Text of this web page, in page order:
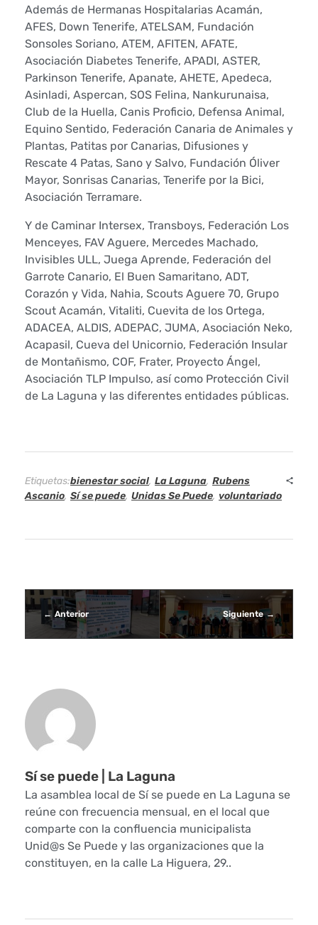
i
a
s
”
Además de Hermanas Hospitalarias Acamán,
AFES, Down Tenerife, ATELSAM, Fundación
Sonsoles Soriano, ATEM, AFITEN, AFATE,
Asociación Diabetes Tenerife, APADI, ASTER,
Parkinson Tenerife, Apanate, AHETE, Apedeca,
Asinladi, Aspercan, SOS Felina, Nankurunaisa,
Club de la Huella, Canis Proficio, Defensa Animal,
Equino Sentido, Federación Canaria de Animales y
Plantas, Patitas por Canarias, Difusiones y
Rescate 4 Patas, Sano y Salvo, Fundación Óliver
Mayor, Sonrisas Canarias, Tenerife por la Bici,
Asociación Terramare.
Y de Caminar Intersex, Transboys, Federación Los
Menceyes, FAV Aguere, Mercedes Machado,
Invisibles ULL, Juega Aprende, Federación del
Garrote Canario, El Buen Samaritano, ADT,
Corazón y Vida, Nahia, Scouts Aguere 70, Grupo
Scout Acamán, Vitaliti, Cuevita de los Ortega,
ADACEA, ALDIS, ADEPAC, JUMA, Asociación Neko,
Acapasil, Cueva del Unicornio, Federación Insular
de Montañismo, COF, Frater, Proyecto Ángel,
Asociación TLP Impulso, así como Protección Civil
de La Laguna y las diferentes entidades públicas.
Etiquetas:bienestar social, La Laguna, Rubens
Ascanio, Sí se puede, Unidas Se Puede, voluntariado
Anterior Siguiente
Sí se puede | La Laguna
La asamblea local de Sí se puede en La Laguna se
reúne con frecuencia mensual, en el local que
comparte con la confluencia municipalista
Unid@s Se Puede y las organizaciones que la
constituyen, en la calle La Higuera, 29..